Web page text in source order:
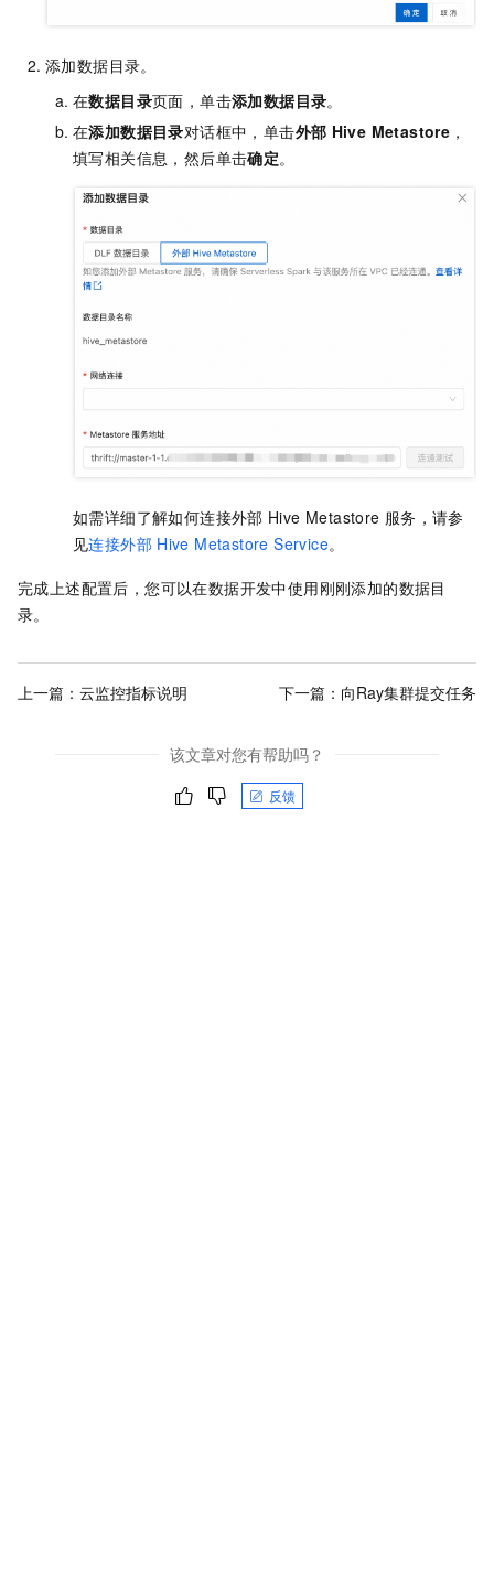
添加数据目录。
在数据目录页面，单击添加数据目录。
在添加数据目录对话框中，单击外部 Hive Metastore ，
填写相关信息，然后单击确定。
如需详细了解如何连接外部 Hive Metastore 服务，请参
见连接外部 Hive Metastore Service。
完成上述配置后，您可以在数据开发中使用刚刚添加的数据目
录。
上一篇： 云监控指标说明 下一篇： 向Ray集群提交任务
该文章对您有帮助吗？
反馈